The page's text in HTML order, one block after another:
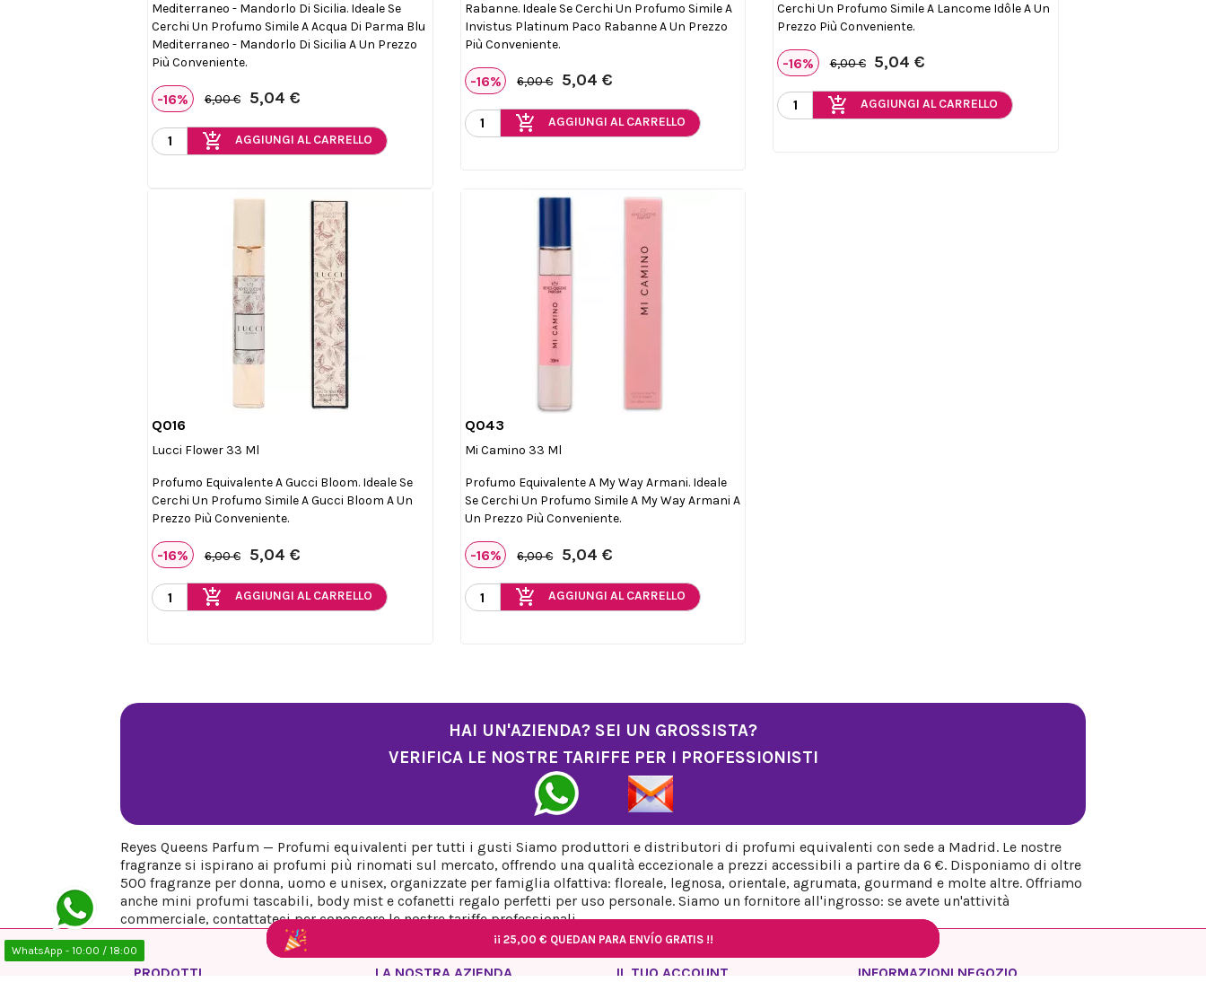
¡¡ 25,00 € QUEDAN PARA ENVÍO GRATIS !!
¡¡ 25,00 € QUEDAN PARA ENVÍO GRATIS !!
Mediterraneo - Mandorlo Di Sicilia. Ideale Se
Cerchi Un Profumo Simile A Acqua Di Parma Blu
Mediterraneo - Mandorlo Di Sicilia A Un Prezzo
Più Conveniente.
-16% 6,00 € 5,04 €
add_shopping_cart AGGIUNGI AL CARRELLO
Rabanne. Ideale Se Cerchi Un Profumo Simile A
Invistus Platinum Paco Rabanne A Un Prezzo
Più Conveniente.
-16% 6,00 € 5,04 €
add_shopping_cart AGGIUNGI AL CARRELLO
Cerchi Un Profumo Simile A Lancome Idôle A Un
Prezzo Più Conveniente.
-16% 6,00 € 5,04 €
add_shopping_cart AGGIUNGI AL CARRELLO
Q016
Lucci Flower 33 Ml
Profumo Equivalente A Gucci Bloom. Ideale Se
Cerchi Un Profumo Simile A Gucci Bloom A Un
Prezzo Più Conveniente.
-16% 6,00 € 5,04 €
add_shopping_cart AGGIUNGI AL CARRELLO
Q043
Mi Camino 33 Ml
Profumo Equivalente A My Way Armani. Ideale
Se Cerchi Un Profumo Simile A My Way Armani A
Un Prezzo Più Conveniente.
-16% 6,00 € 5,04 €
add_shopping_cart AGGIUNGI AL CARRELLO
HAI UN'AZIENDA? SEI UN GROSSISTA?
VERIFICA LE NOSTRE TARIFFE PER I PROFESSIONISTI
Reyes Queens Parfum — Profumi equivalenti per tutti i gusti Siamo produttori e distributori di profumi equivalenti con sede a Madrid. Le nostre
fragranze si ispirano ai profumi più rinomati sul mercato, offrendo una qualità eccezionale a prezzi accessibili a partire da 6 €. Disponiamo di oltre
500 fragranze per donna, uomo e unisex, organizzate per famiglia olfattiva: floreale, legnosa, orientale, agrumata, gourmand e molte altre. Offriamo
anche mini profumi tascabili, body mist e cofanetti regalo perfetti per uso personale. Siamo un fornitore all'ingrosso: se avete un'attività
commerciale, contattateci per conoscere le nostre tariffe professionali.
PRODOTTI LA NOSTRA AZIENDA IL TUO ACCOUNT INFORMAZIONI NEGOZIO
WhatsApp - 10:00 / 18:00
¡¡ 25,00 € QUEDAN PARA ENVÍO GRATIS !!
¡¡ 25,00 € QUEDAN PARA ENVÍO GRATIS !!